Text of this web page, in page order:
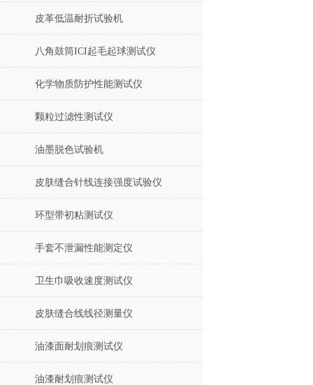
皮革低温耐折试验机
八角鼓筒ICI起毛起球测试仪
化学物质防护性能测试仪
颗粒过滤性测试仪
油墨脱色试验机
皮肤缝合针线连接强度试验仪
环型带初粘测试仪
手套不泄漏性能测定仪
卫生巾吸收速度测试仪
皮肤缝合线线径测量仪
油漆面耐划痕测试仪
油漆耐划痕测试仪